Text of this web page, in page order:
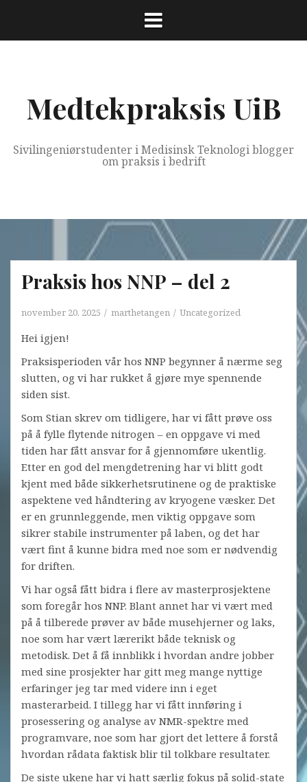
content
Medtekpraksis UiB
Sivilingeniørstudenter i Medisinsk Teknologi blogger
om praksis i bedrift
Praksis hos NNP – del 2
november 20, 2025 marthetangen Uncategorized
Hei igjen!
Praksisperioden vår hos NNP begynner å nærme seg
slutten, og vi har rukket å gjøre mye spennende
siden sist.
Som Stian skrev om tidligere, har vi fått prøve oss
på å fylle flytende nitrogen – en oppgave vi med
tiden har fått ansvar for å gjennomføre ukentlig.
Etter en god del mengdetrening har vi blitt godt
kjent med både sikkerhetsrutinene og de praktiske
aspektene ved håndtering av kryogene væsker. Det
er en grunnleggende, men viktig oppgave som
sikrer stabile instrumenter på laben, og det har
vært fint å kunne bidra med noe som er nødvendig
for driften.
Vi har også fått bidra i flere av masterprosjektene
som foregår hos NNP. Blant annet har vi vært med
på å tilberede prøver av både musehjerner og laks,
noe som har vært lærerikt både teknisk og
metodisk. Det å få innblikk i hvordan andre jobber
med sine prosjekter har gitt meg mange nyttige
erfaringer jeg tar med videre inn i eget
masterarbeid. I tillegg har vi fått innføring i
prosessering og analyse av NMR-spektre med
programvare, noe som har gjort det lettere å forstå
hvordan rådata faktisk blir til tolkbare resultater.
De siste ukene har vi hatt særlig fokus på solid-state